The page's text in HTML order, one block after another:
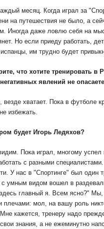
месяц. Когда играл за
на путешествия не было, а
Иногда даже ловлю себя на
Но если приеду работать,
им трудно будет
что хотите тренировать в
явлений не
везде хватает. Пока в футболе
избежать.
будет Игорь Ледяхов?
Пока играл, многому успел
с разными
У нас в "Спортинге" был один
с умным видом вошел в
главный я. Всем ясно?" Мы,
плечами: мол, на вашу роль
кажется, тренеру надо
знания, а не ежеминутно